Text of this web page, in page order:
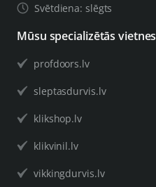
Svētdiena: slēgts
Mūsu specializētās vietnes
profdoors.lv
sleptasdurvis.lv
klikshop.lv
klikvinil.lv
vikkingdurvis.lv